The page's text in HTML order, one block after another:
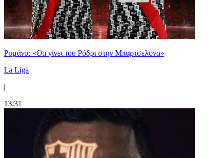
Ρομάνο: «Θα γίνει του Ρόδρι στην Μπαρτσελόνα»
La Liga
|
13:31